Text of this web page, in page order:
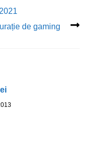
de gaming